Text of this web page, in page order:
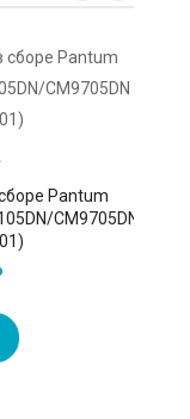
Pantum
CM9705DN